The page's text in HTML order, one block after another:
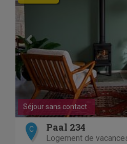
Séjour sans contact
C Paal 234
Logement de